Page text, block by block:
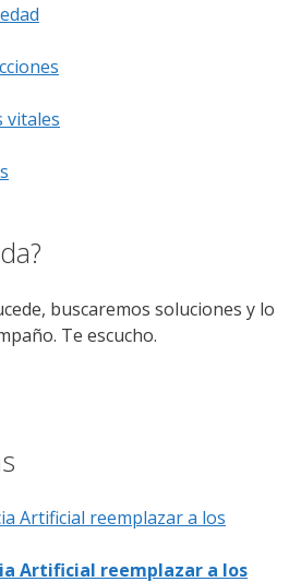
vitales
buscaremos soluciones y lo
Te escucho.
Artificial reemplazar a los